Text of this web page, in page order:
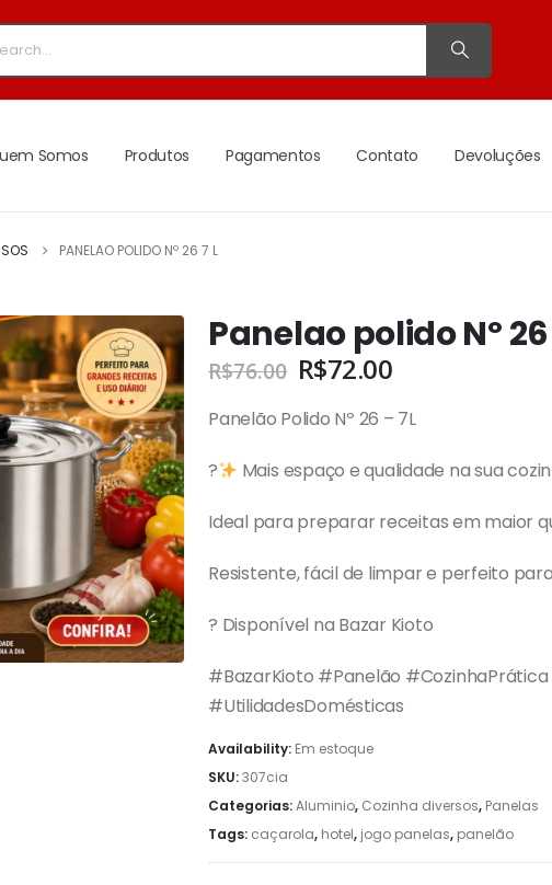
Somos Produtos Pagamentos Contato Devoluções
PANELAO POLIDO Nº 26 7 L
Panelao polido Nº 26
R$76.00 R$72.00
Panelão Polido Nº 26 – 7L
? Mais espaço e qualidade na sua
Ideal para preparar receitas em maior
Resistente, fácil de limpar e perfeito
? Disponível na Bazar Kioto
#BazarKioto #Panelão
#UtilidadesDomésticas
Availability: Em estoque
SKU:307cia
Categorias:Aluminio, Cozinha diversos, Panelas
Tags: caçarola, hotel, jogo panelas, panelão